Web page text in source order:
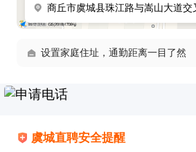
设置家庭住址，通勤距离一目了然
虞城直聘安全提醒